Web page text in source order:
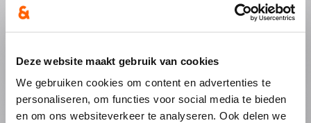
Deze website maakt gebruik van cookies
We gebruiken cookies om content en advertenties te
personaliseren, om functies voor social media te bieden
en om ons websiteverkeer te analyseren. Ook delen we